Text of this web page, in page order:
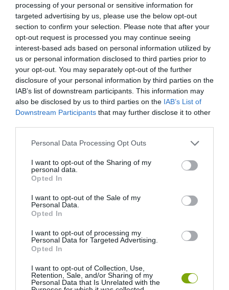
processing of your personal or sensitive information for
targeted advertising by us, please use the below opt-out
section to confirm your selection. Please note that after your
opt-out request is processed you may continue seeing
interest-based ads based on personal information utilized by
us or personal information disclosed to third parties prior to
your opt-out. You may separately opt-out of the further
disclosure of your personal information by third parties on the
IAB’s list of downstream participants. This information may
also be disclosed by us to third parties on the IAB’s List of
Downstream Participants that may further disclose it to other
Please note that this website/app uses one or more Google
not limited to your visit or usage behaviour. You may click to
grant or deny consent to Google and its third-party tags to
use your data for below specified purposes in below Google
consent section.
Personal Data Processing Opt Outs
I want to opt-out of the Sharing of my
personal data.
Opted In
I want to opt-out of the Sale of my
Personal Data.
Opted In
I want to opt-out of processing my
Personal Data for Targeted Advertising.
Opted In
I want to opt-out of Collection, Use,
Retention, Sale, and/or Sharing of my
Personal Data that Is Unrelated with the